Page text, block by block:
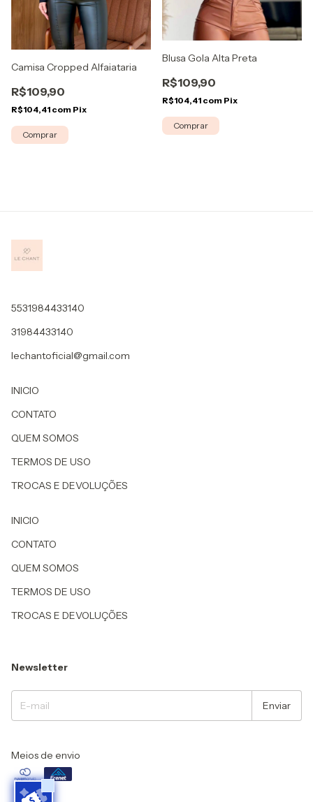
Camisa Cropped Alfaiataria
R$109,90
R$104,41 com Pix
Comprar
Blusa Gola Alta Preta
R$109,90
R$104,41 com Pix
Comprar
5531984433140
31984433140
lechantoficial@gmail.com
INICIO
CONTATO
QUEM SOMOS
TERMOS DE USO
TROCAS E DEVOLUÇÕES
INICIO
CONTATO
QUEM SOMOS
TERMOS DE USO
TROCAS E DEVOLUÇÕES
Newsletter
Meios de envio